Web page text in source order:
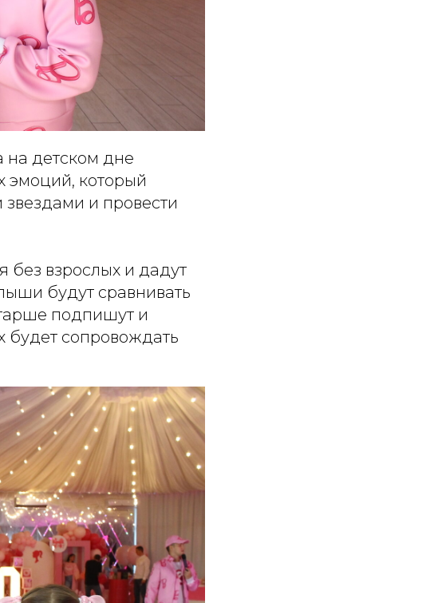
детском дне
эмоций, который
звездами и провести
без взрослых и дадут
будут сравнивать
подпишут и
будет сопровождать